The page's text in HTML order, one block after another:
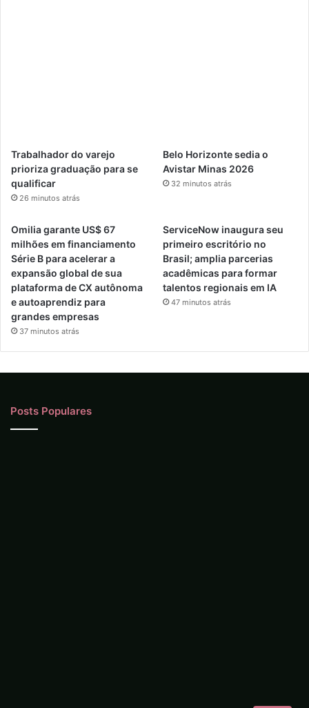
Trabalhador do varejo
prioriza graduação para se
qualificar
26 minutos atrás
Belo Horizonte sedia o
Avistar Minas 2026
32 minutos atrás
Omilia garante US$ 67
milhões em financiamento
Série B para acelerar a
expansão global de sua
plataforma de CX autônoma
e autoaprendiz para
grandes empresas
37 minutos atrás
ServiceNow inaugura seu
primeiro escritório no
Brasil; amplia parcerias
acadêmicas para formar
talentos regionais em IA
47 minutos atrás
Posts Populares